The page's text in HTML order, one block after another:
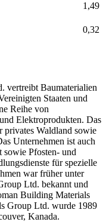
1,49
0,32
vertreibt Baumaterialien
Staaten und
Reihe von
Elektroprodukten. Das
privates Waldland sowie
Unternehmen ist auch
sowie Pfosten- und
für spezielle
war früher unter
Ltd. bekannt und
Building Materials
Group Ltd. wurde 1989
Kanada.